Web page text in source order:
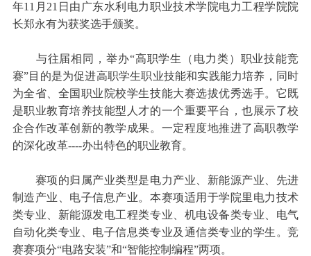
年11月21日由广东水利电力职业技术学院电力工程学院院
长郑永有为获奖选手颁奖。
与往届相同，举办“高职学生（电力类）职业技能竞
赛”目的是为促进高职学生职业技能和实践能力培养，同时
为全省、全国职业院校学生技能大赛选拔优秀选手。它既
是职业教育培养技能型人才的一个重要平台，也展示了校
企合作改革创新的教学成果。一定程度地推进了高职教学
的深化改革----办出特色的职业教育。
赛项的归属产业类型是电力产业、新能源产业、先进
制造产业、电子信息产业。本赛项适用于学院里电力技术
类专业、新能源发电工程类专业、机电设备类专业、电气
自动化类专业、电子信息类专业及通信类专业的学生。竞
赛赛项分“电路安装”和“智能控制编程”两项。